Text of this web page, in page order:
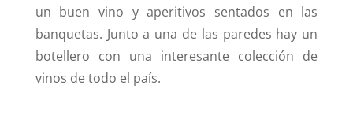
un buen vino y aperitivos sentados en las
banquetas. Junto a una de las paredes hay un
botellero con una interesante colección de
vinos de todo el país.